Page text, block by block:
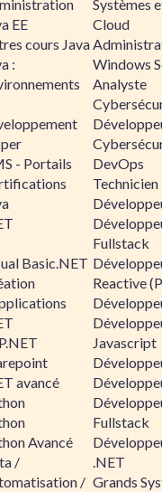
EE
cours Java
:
- Portails
Basic.NET
avancé
Avancé
/
/
Systèmes
Cloud
Windows
Analyste
DevOps
Fullstack
Reactive
Javascript
Fullstack
.NET
Grands